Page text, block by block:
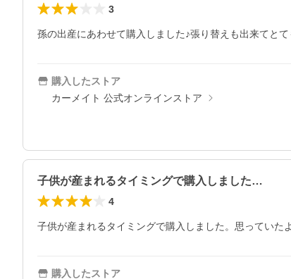
3
孫の出産にあわせて購入しました♪張り替えも出来てと
購入したストア
カーメイト 公式オンラインストア
子供が産まれるタイミングで購入しました…
4
子供が産まれるタイミングで購入しました。思っていた
購入したストア